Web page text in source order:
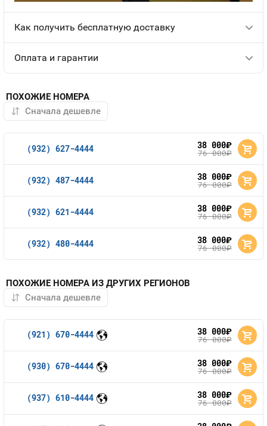
Как получить бесплатную доставку
Оплата и гарантии
ПОХОЖИЕ НОМЕРА
(932) 627-4444 38 000руб.
76 000руб.
(932) 487-4444 38 000руб.
76 000руб.
(932) 621-4444 38 000руб.
76 000руб.
(932) 480-4444 38 000руб.
76 000руб.
ПОХОЖИЕ НОМЕРА ИЗ ДРУГИХ РЕГИОНОВ
(921) 670-4444 38 000руб.
76 000руб.
(930) 670-4444 38 000руб.
76 000руб.
(937) 610-4444 38 000руб.
76 000руб.